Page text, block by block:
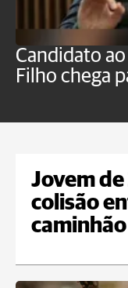
Candidato
Filho chega
Jovem de
colisão
caminhão